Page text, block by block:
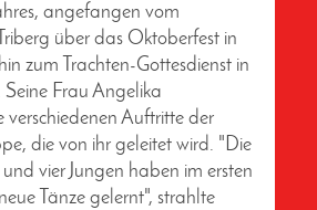
angefangen vom
über das Oktoberfest in
zum Trachten-Gottesdienst in
Frau Angelika
verschiedenen Auftritte der
die von ihr geleitet wird. "Die
vier Jungen haben im ersten
Tänze gelernt", strahlte